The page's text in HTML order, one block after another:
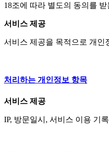
18조에 따라 별도의 동의를
서비스 제공
서비스 제공을 목적으로 개인
처리하는 개인정보 항목
서비스 제공
IP, 방문일시, 서비스 이용 기록